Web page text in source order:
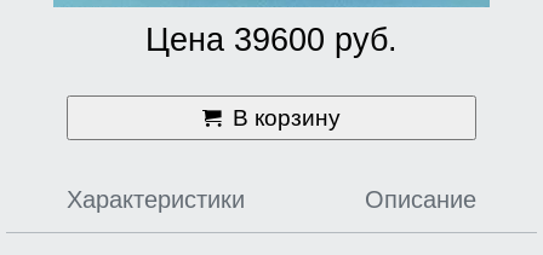
Цена 39600 руб.
В корзину
Характеристики Описание